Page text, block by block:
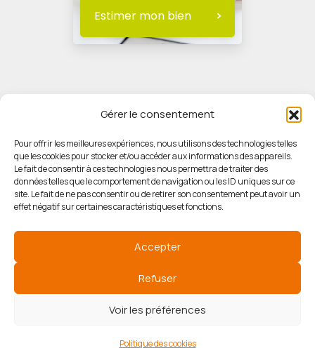
Gérer le consentement
Pour offrir les meilleures expériences, nous utilisons des technologies telles
que les cookies pour stocker et/ou accéder aux informations des appareils.
Le fait de consentir à ces technologies nous permettra de traiter des
données telles que le comportement de navigation ou les ID uniques sur ce
site. Le fait de ne pas consentir ou de retirer son consentement peut avoir un
effet négatif sur certaines caractéristiques et fonctions.
Accepter
Refuser
Voir les préférences
Politique des cookies
Estimer mon bien
© HORIZON IMMOBILIER
Mentions légales
Politique des cookies